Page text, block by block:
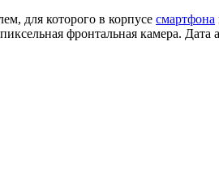
для которого в корпусе смартфона
фронтальная камера. Дата